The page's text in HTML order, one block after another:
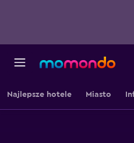
Najlepsze hotele Miasto